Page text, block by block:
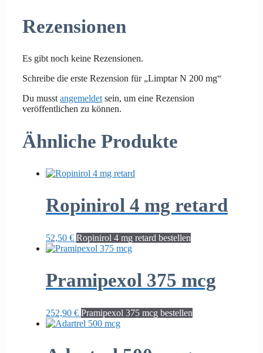
Rezensionen
Es gibt noch keine Rezensionen.
Schreibe die erste Rezension für „Limptar N 200 mg“
Du musst angemeldet sein, um eine Rezension
veröffentlichen zu können.
Ähnliche Produkte
Ropinirol 4 mg retard
52,50 € Ropinirol 4 mg retard bestellen
Pramipexol 375 mcg
252,90 € Pramipexol 375 mcg bestellen